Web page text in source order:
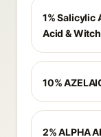
1% Salicylic
Acid &
10%
2% ALPHA